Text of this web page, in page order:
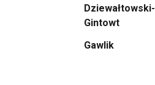
Dziewałtowski-
Gintowt
Gawlik